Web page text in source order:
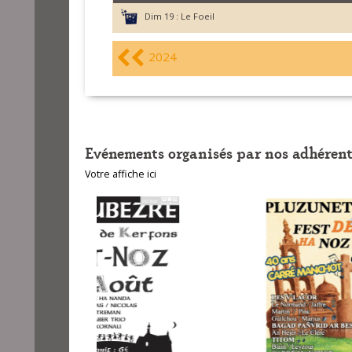
Dim 19 : Le Foeil
2024
Evénements organisés par nos
Votre affiche ici